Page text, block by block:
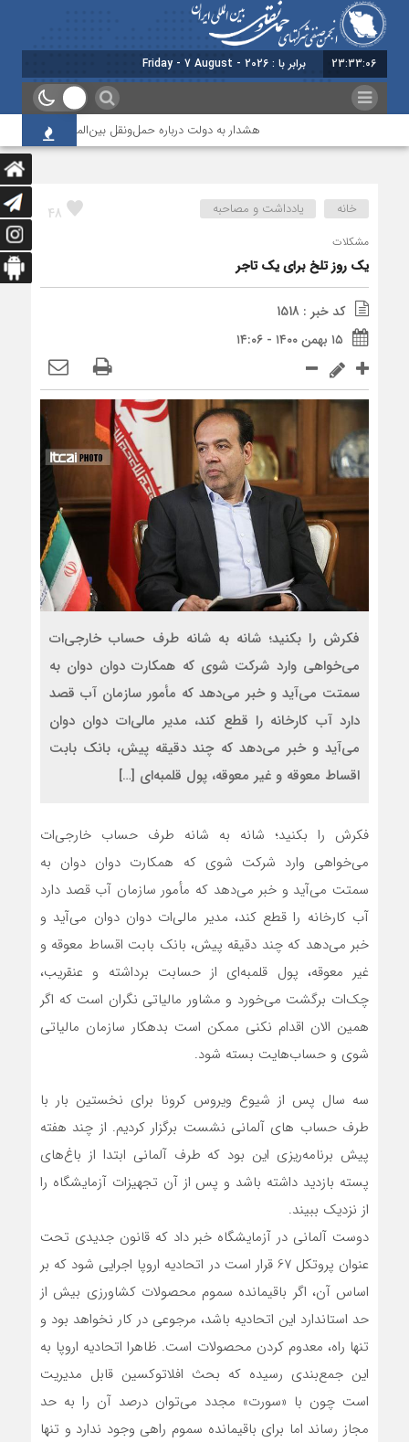
23:33:07 برابر با : Friday - 7 August - 2026
هشدار به دولت درباره حمل‌ونقل بین‌المللی؛ شرکت‌ها زیر
48 خانه یادداشت و مصاحبه
مشکلات
یک روز تلخ برای یک تاجر
کد خبر : 1518
۱۵ بهمن ۱۴۰۰ - ۱۴:۰۶
فکرش را بکنید؛ شانه به شانه طرف حساب خارجی‌ات
می‌خواهی وارد شرکت شوی که همکارت دوان دوان به
سمتت می‌آید و خبر می‌دهد که مأمور سازمان آب قصد
دارد آب کارخانه را قطع کند، مدیر مالی‌ات دوان دوان
می‌آید و خبر می‌دهد که چند دقیقه پیش، بانک بابت
اقساط معوقه و غیر معوقه، پول قلمبه‌ای […]
فکرش را بکنید؛ شانه به شانه طرف حساب خارجی‌ات
می‌خواهی وارد شرکت شوی که همکارت دوان دوان به
سمتت می‌آید و خبر می‌دهد که مأمور سازمان آب قصد دارد
آب کارخانه را قطع کند، مدیر مالی‌ات دوان دوان می‌آید و
خبر می‌دهد که چند دقیقه پیش، بانک بابت اقساط معوقه و
غیر معوقه، پول قلمبه‌ای از حسابت برداشته و عنقریب،
چک‌ات برگشت می‌خورد و مشاور مالیاتی نگران است که اگر
همین الان اقدام نکنی ممکن است بدهکار سازمان مالیاتی
شوی و حساب‌هایت بسته شود.
سه سال پس از شیوع ویروس کرونا برای نخستین بار با
طرف حساب هاي آلمانی نشست برگزار کردیم. از چند هفته
پیش برنامه‌ریزی این بود که طرف آلمانی ابتدا از باغ‌های
پسته بازدید داشته باشد و پس از آن تجهیزات آزمایشگاه را
از نزدیک ببیند.
دوست آلمانی در آزمایشگاه خبر داد که قانون جدیدی تحت
عنوان پروتکل 67 قرار است در اتحادیه اروپا اجرایی شود که بر
اساس آن، اگر باقيمانده سموم محصولات کشاورزی بیش از
حد استاندارد این اتحادیه باشد، مرجوعی در کار نخواهد بود و
تنها راه، معدوم کردن محصولات است. ظاهرا اتحادیه اروپا به
این جمع‌بندی رسیده که بحث افلاتوکسین قابل مدیریت
است چون با «سورت» مجدد می‌توان درصد آن را به حد
مجاز رساند اما برای باقيمانده سموم راهی وجود ندارد و تنها